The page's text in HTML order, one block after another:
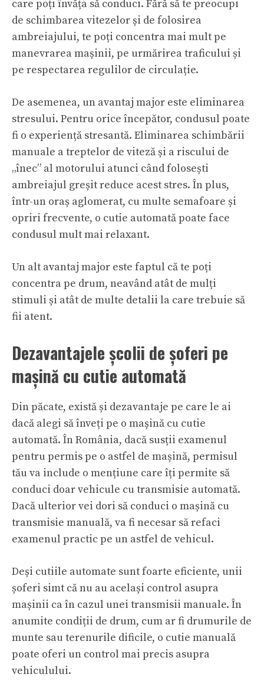
care poți învăța să conduci. Fără să te preocupi
de schimbarea vitezelor și de folosirea
ambreiajului, te poți concentra mai mult pe
manevrarea mașinii, pe urmărirea traficului și
pe respectarea regulilor de circulație.
De asemenea, un avantaj major este eliminarea
stresului. Pentru orice începător, condusul poate
fi o experiență stresantă. Eliminarea schimbării
manuale a treptelor de viteză și a riscului de
„înec” al motorului atunci când folosești
ambreiajul greșit reduce acest stres. În plus,
într-un oraș aglomerat, cu multe semafoare și
opriri frecvente, o cutie automată poate face
condusul mult mai relaxant.
Un alt avantaj major este faptul că te poți
concentra pe drum, neavând atât de mulți
stimuli și atât de multe detalii la care trebuie să
fii atent.
Dezavantajele școlii de șoferi pe
mașină cu cutie automată
Din păcate, există și dezavantaje pe care le ai
dacă alegi să înveți pe o mașină cu cutie
automată. În România, dacă susții examenul
pentru permis pe o astfel de mașină, permisul
tău va include o mențiune care îți permite să
conduci doar vehicule cu transmisie automată.
Dacă ulterior vei dori să conduci o mașină cu
transmisie manuală, va fi necesar să refaci
examenul practic pe un astfel de vehicul.
Deși cutiile automate sunt foarte eficiente, unii
șoferi simt că nu au același control asupra
mașinii ca în cazul unei transmisii manuale. În
anumite condiții de drum, cum ar fi drumurile de
munte sau terenurile dificile, o cutie manuală
poate oferi un control mai precis asupra
vehiculului.